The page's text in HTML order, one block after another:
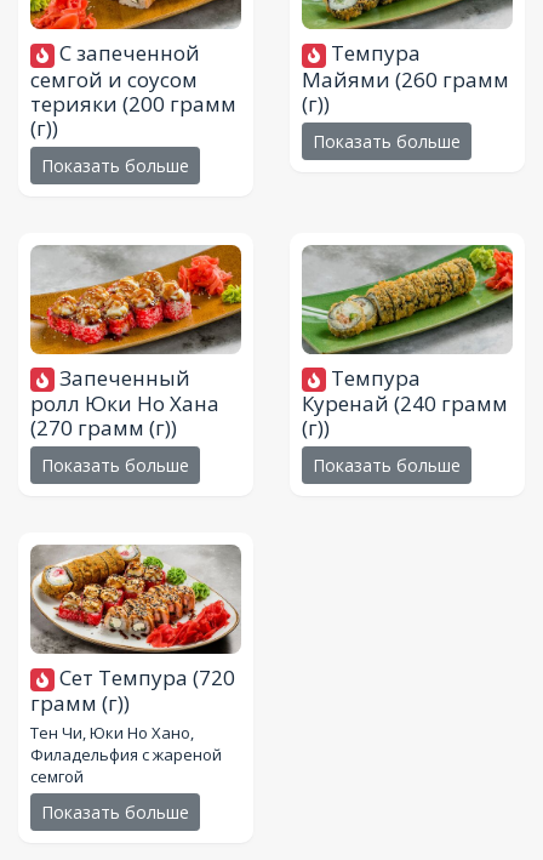
С запеченной
семгой и соусом
терияки (200 грамм
(г))
Показать больше
Темпура
Майями (260 грамм
(г))
Показать больше
Запеченный
ролл Юки Но Хана
(270 грамм (г))
Показать больше
Темпура
Куренай (240 грамм
(г))
Показать больше
Сет Темпура(720
грамм (г))
Тен Чи, Юки Но Хано,
Филадельфия с жареной
семгой
Показать больше